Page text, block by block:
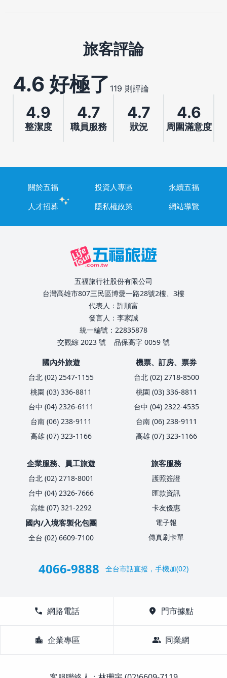
旅客評論
4.6 好極了 119 則評論
4.9
整潔度
4.7
職員服務
4.7
狀況
4.6
周圍滿意度
關於五福 投資人專區
永續五福
人才招募
隱私權政策 網站導覽
五福旅行社股份有限公司
台灣高雄市807三民區博愛一路28號2樓、3樓
代表人：許順富
發言人：李家誠
統一編號：22835878
交觀綜 2023 號
品保高字 0059 號
國內外旅遊
台北 (02) 2547-1155
桃園 (03) 336-8811
台中 (04) 2326-6111
台南 (06) 238-9111
高雄 (07) 323-1166
機票、訂房、票券
台北 (02) 2718-8500
桃園 (03) 336-8811
台中 (04) 2322-4535
台南 (06) 238-9111
高雄 (07) 323-1166
企業服務、員工旅遊
台北 (02) 2718-8001
台中 (04) 2326-7666
高雄 (07) 321-2292
國內/入境客製化包團
全台 (02) 6609-7100
旅客服務
護照簽證
匯款資訊
卡友優惠
電子報
傳真刷卡單
4066-9888 全台市話直撥，手機加(02)
call 網路電話 location_on 門市據點
location_city 企業專區 group 同業網